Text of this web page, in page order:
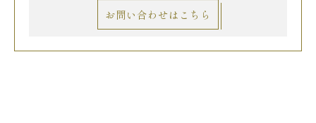
お問い合わせはこちら